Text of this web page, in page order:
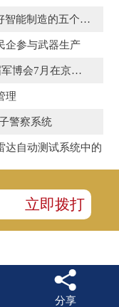
制造的五个特征
企参与武器生产
7月在京盛大开幕
理
警察系统
达自动测试系统中的
立即拨打

分享